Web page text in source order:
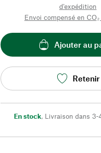
d'expédition
Envoi compensé en CO₂
Ajouter au
Retenir
En stock, Livraison dans 3-